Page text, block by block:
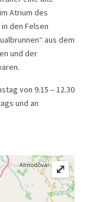
Atrium des
den Felsen
aus dem
und der
von 9.15 – 12.30
und an
⤢